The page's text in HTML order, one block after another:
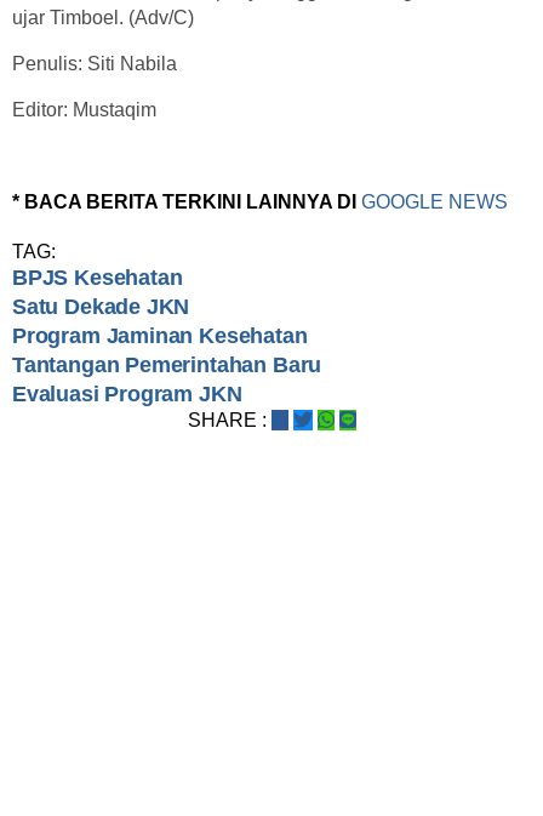
ujar Timboel. (Adv/C)
Penulis: Siti Nabila
Editor: Mustaqim
* BACA BERITA TERKINI LAINNYA DI GOOGLE NEWS
TAG:
BPJS Kesehatan
Satu Dekade JKN
Program Jaminan Kesehatan
Tantangan Pemerintahan Baru
Evaluasi Program JKN
SHARE :